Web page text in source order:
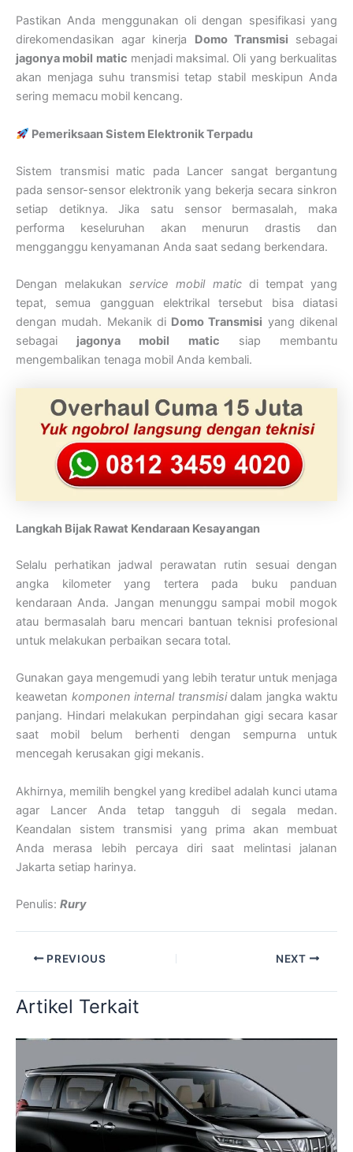
Pastikan Anda menggunakan oli dengan spesifikasi yang
direkomendasikan agar kinerja Domo Transmisi sebagai
jagonya mobil matic menjadi maksimal. Oli yang berkualitas
akan menjaga suhu transmisi tetap stabil meskipun Anda
sering memacu mobil kencang.
Pemeriksaan Sistem Elektronik Terpadu
Sistem transmisi matic pada Lancer sangat bergantung
pada sensor-sensor elektronik yang bekerja secara sinkron
setiap detiknya. Jika satu sensor bermasalah, maka
performa keseluruhan akan menurun drastis dan
mengganggu kenyamanan Anda saat sedang berkendara.
Dengan melakukanservice mobil maticdi tempat yang
tepat, semua gangguan elektrikal tersebut bisa diatasi
dengan mudah. Mekanik di Domo Transmisi yang dikenal
sebagai jagonya mobil matic siap membantu
mengembalikan tenaga mobil Anda kembali.
Langkah Bijak Rawat Kendaraan Kesayangan
Selalu perhatikan jadwal perawatan rutin sesuai dengan
angka kilometer yang tertera pada buku panduan
kendaraan Anda. Jangan menunggu sampai mobil mogok
atau bermasalah baru mencari bantuan teknisi profesional
untuk melakukan perbaikan secara total.
Gunakan gaya mengemudi yang lebih teratur untuk menjaga
keawetan komponen internal transmisidalam jangka waktu
panjang. Hindari melakukan perpindahan gigi secara kasar
saat mobil belum berhenti dengan sempurna untuk
mencegah kerusakan gigi mekanis.
Akhirnya, memilih bengkel yang kredibel adalah kunci utama
agar Lancer Anda tetap tangguh di segala medan.
Keandalan sistem transmisi yang prima akan membuat
Anda merasa lebih percaya diri saat melintasi jalanan
Jakarta setiap harinya.
Penulis: Rury
PREVIOUS NEXT
Artikel Terkait